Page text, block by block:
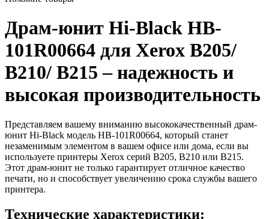
Драм-юнит Hi-Black HB-
101R00664 для Xerox B205/
B210/ B215 – надежность и
высокая производительность
Представляем вашему вниманию высококачественный драм-
юнит Hi-Black модель HB-101R00664, который станет
незаменимым элементом в вашем офисе или дома, если вы
используете принтеры Xerox серий B205, B210 или B215.
Этот драм-юнит не только гарантирует отличное качество
печати, но и способствует увеличению срока службы вашего
принтера.
Технические характеристики: